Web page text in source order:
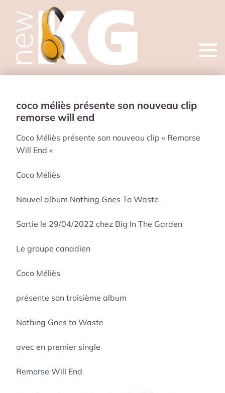
Open
coco méliès présente son nouveau clip
remorse will end
Coco Méliès présente son nouveau clip « Remorse
Will End »
Coco Méliès
Nouvel album Nothing Goes To Waste
Sortie le 29/04/2022 chez Big In The Garden
Le groupe canadien
Coco Méliès
présente son troisième album
Nothing Goes to Waste
avec en premier single
Remorse Will End